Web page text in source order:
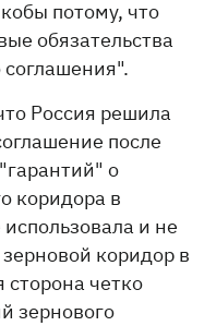
потому, что
обязательства
Россия решила
после
о
коридора в
и не
коридор в
четко
зернового